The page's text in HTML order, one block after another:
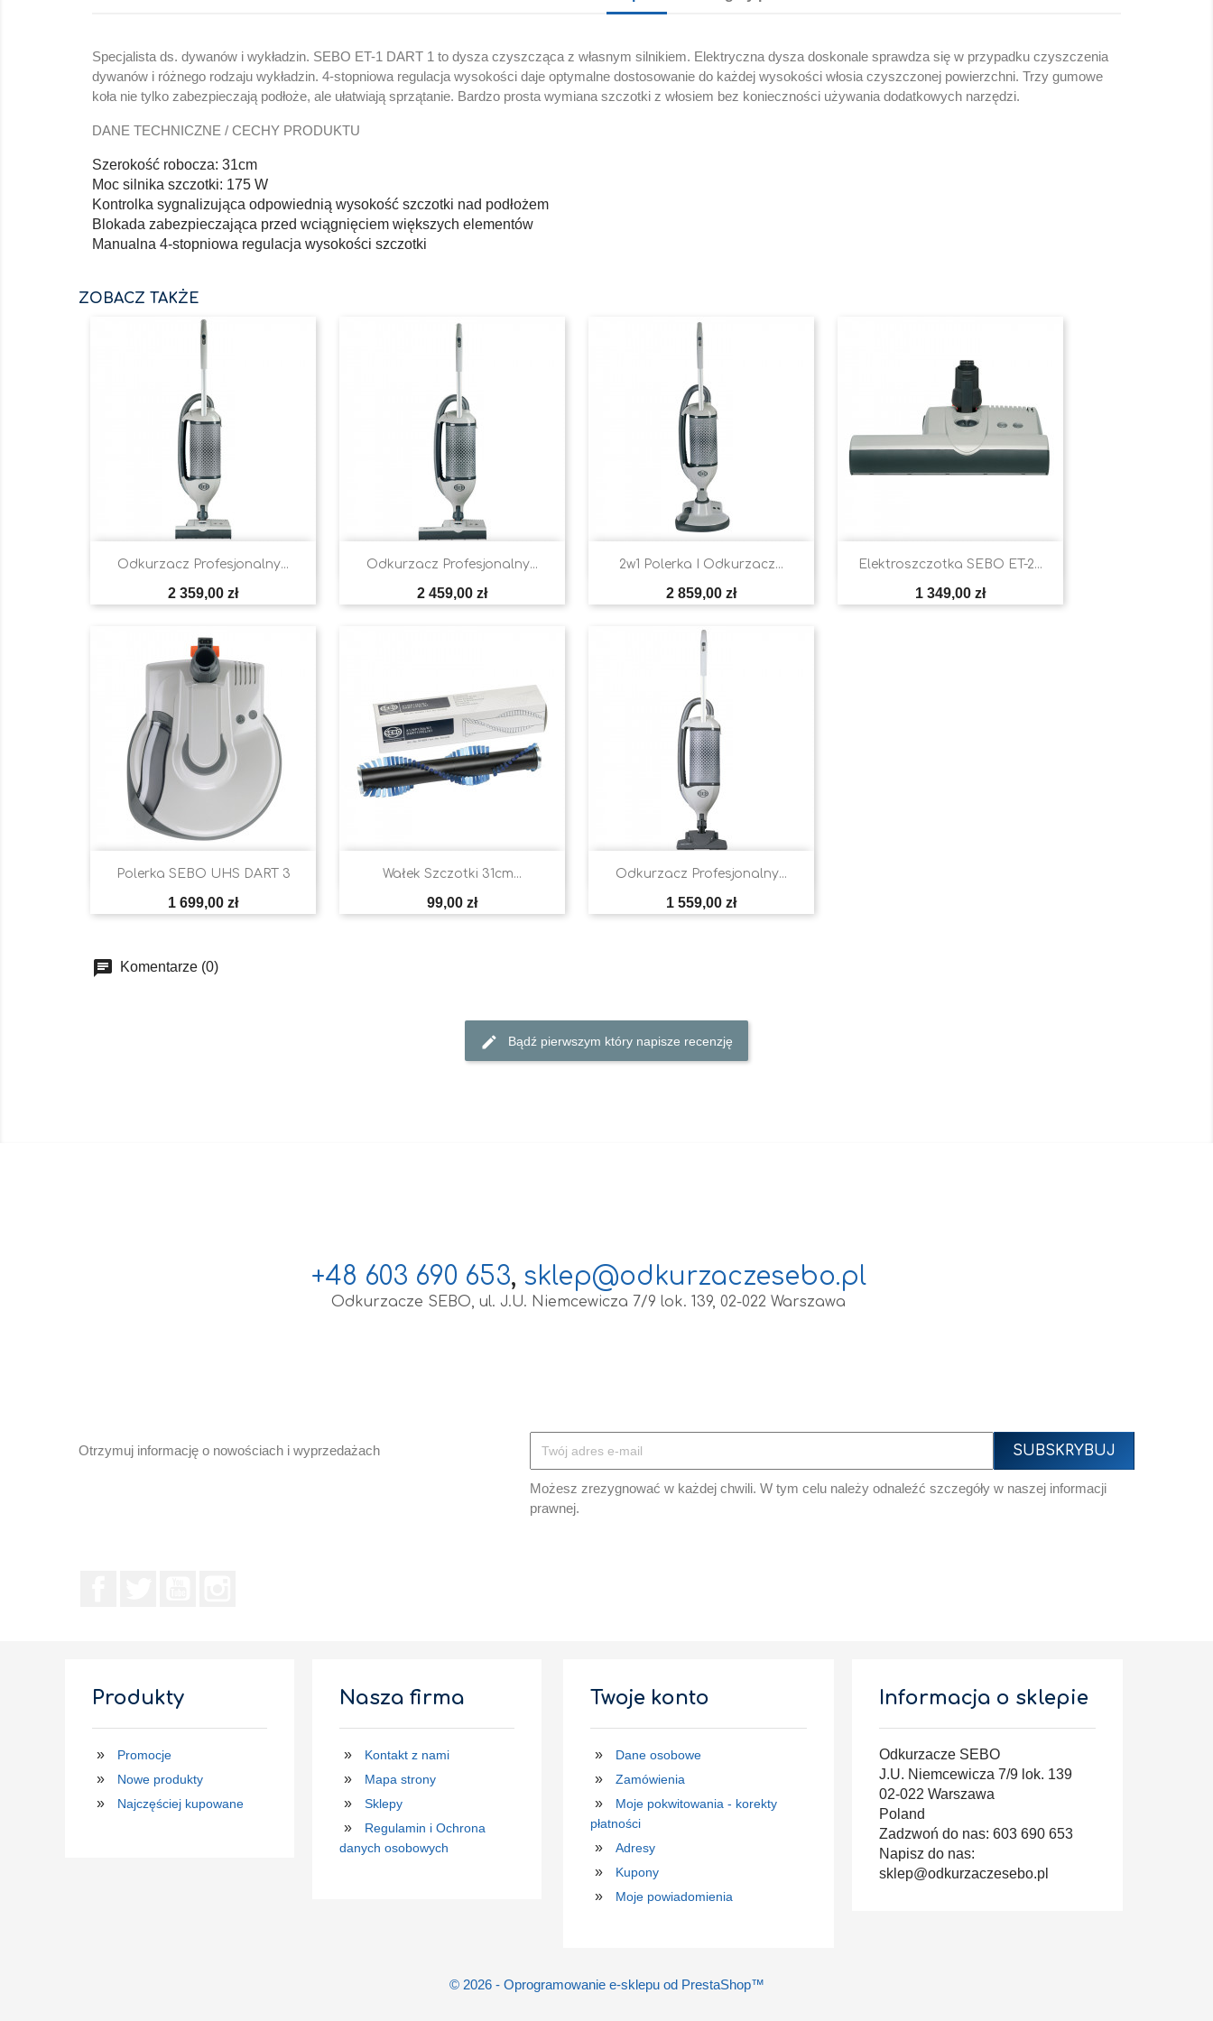
Specjalista ds. dywanów i wykładzin. SEBO ET-1 DART 1 to dysza czyszcząca z własnym silnikiem. Elektryczna dysza doskonale sprawdza się w przypadku czyszczenia
dywanów i różnego rodzaju wykładzin. 4-stopniowa regulacja wysokości daje optymalne dostosowanie do każdej wysokości włosia czyszczonej powierzchni. Trzy gumowe
koła nie tylko zabezpieczają podłoże, ale ułatwiają sprzątanie. Bardzo prosta wymiana szczotki z włosiem bez konieczności używania dodatkowych narzędzi.
DANE TECHNICZNE / CECHY PRODUKTU
Szerokość robocza: 31cm
Moc silnika szczotki: 175 W
Kontrolka sygnalizująca odpowiednią wysokość szczotki nad podłożem
Blokada zabezpieczająca przed wciągnięciem większych elementów
Manualna 4-stopniowa regulacja wysokości szczotki
ZOBACZ TAKŻE
Odkurzacz Profesjonalny...
Cena
2 359,00 zł
Szybki podgląd Odkurzacz Profesjonalny...
Cena
2 459,00 zł
Szybki podgląd 2w1 Polerka I Odkurzacz...
Cena
2 859,00 zł
Szybki podgląd Elektroszczotka SEBO ET-2...
Cena
1 349,00 zł
Szybki podgląd
Polerka SEBO UHS DART 3
Cena
1 699,00 zł
Szybki podgląd Wałek Szczotki 31cm...
Cena
99,00 zł
Szybki podgląd Odkurzacz Profesjonalny...
Cena
1 559,00 zł
Szybki podgląd
Komentarze (0)
Bądź pierwszym który napisze recenzję
+48 603 690 653, sklep@odkurzaczesebo.pl
Odkurzacze SEBO, ul. J.U. Niemcewicza 7/9 lok. 139, 02-022 Warszawa
Otrzymuj informację o nowościach i wyprzedażach
Możesz zrezygnować w każdej chwili. W tym celu należy odnaleźć szczegóły w naszej informacji
prawnej.
Produkty
Promocje
Nowe produkty
Najczęściej kupowane
Nasza firma
Kontakt z nami
Mapa strony
Sklepy
Regulamin i Ochrona
danych osobowych
Twoje konto
Dane osobowe
Zamówienia
Moje pokwitowania - korekty
płatności
Adresy
Kupony
Moje powiadomienia
Informacja o sklepie
Odkurzacze SEBO
J.U. Niemcewicza 7/9 lok. 139
02-022 Warszawa
Poland
Zadzwoń do nas: 603 690 653
Napisz do nas:
sklep@odkurzaczesebo.pl
© 2026 - Oprogramowanie e-sklepu od PrestaShop™